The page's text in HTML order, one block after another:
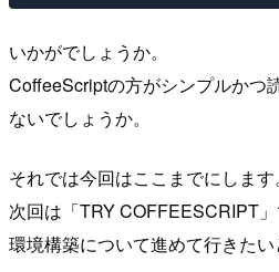
いかがでしょうか。
CoffeeScriptの方がシンプルかつ
ないでしょうか。
それでは今回はここまでにします。
次回は「TRY COFFEESCRIPT」
環境構築について進めて行きたい